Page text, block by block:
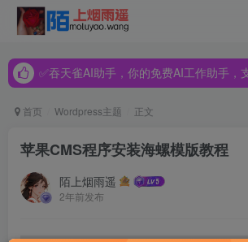
✅吞天雀AI助手，你的免费AI工作助手，支持gpt-4o、
✅吞天雀AI助手，你的免费AI工作助手，支持gpt-4o、
首页 Wordpress主题 正文
苹果CMS程序安装海螺模版教程
陌上烟雨遥
2年前发布